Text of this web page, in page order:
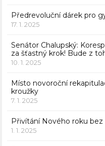
Předrevoluční dárek pro
17. 1. 2025
Senátor Chalupský:
za šťastný krok! Bude z
10. 1. 2025
Místo novoroční
kroužky
7. 1. 2025
Přivítání Nového roku
1. 1. 2025